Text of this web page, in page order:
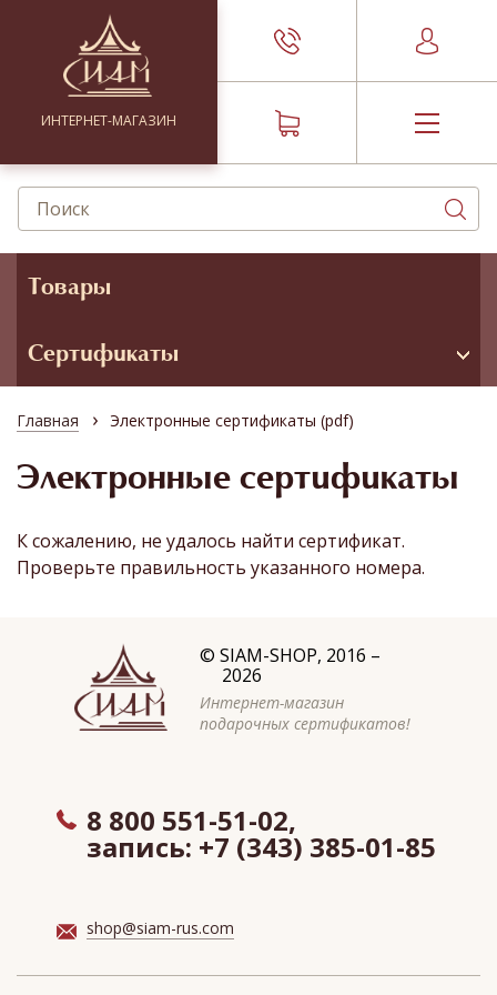
ИНТЕРНЕТ-МАГАЗИН
Товары
Сертификаты
Главная › Электронные сертификаты (pdf)
Электронные сертификаты
К сожалению, не удалось найти сертификат.
Проверьте правильность указанного номера.
© SIAM-SHOP, 2016 –
2026
Интернет-магазин
подарочных сертификатов!
8 800 551-51-02,
запись: +7 (343) 385-01-85
shop@siam-rus.com